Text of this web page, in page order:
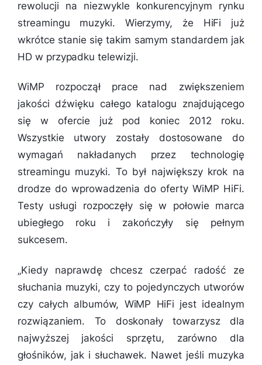
rewolucji na niezwykle konkurencyjnym rynku
streamingu muzyki. Wierzymy, że HiFi już
wkrótce stanie się takim samym standardem jak
HD w przypadku telewizji.
WiMP rozpoczął prace nad zwiększeniem
jakości dźwięku całego katalogu znajdującego
się w ofercie już pod koniec 2012 roku.
Wszystkie utwory zostały dostosowane do
wymagań nakładanych przez technologię
streamingu muzyki. To był największy krok na
drodze do wprowadzenia do oferty WiMP HiFi.
Testy usługi rozpoczęły się w połowie marca
ubiegłego roku i zakończyły się pełnym
sukcesem.
„Kiedy naprawdę chcesz czerpać radość ze
słuchania muzyki, czy to pojedynczych utworów
czy całych albumów, WiMP HiFi jest idealnym
rozwiązaniem. To doskonały towarzysz dla
najwyższej jakości sprzętu, zarówno dla
głośników, jak i słuchawek. Nawet jeśli muzyka